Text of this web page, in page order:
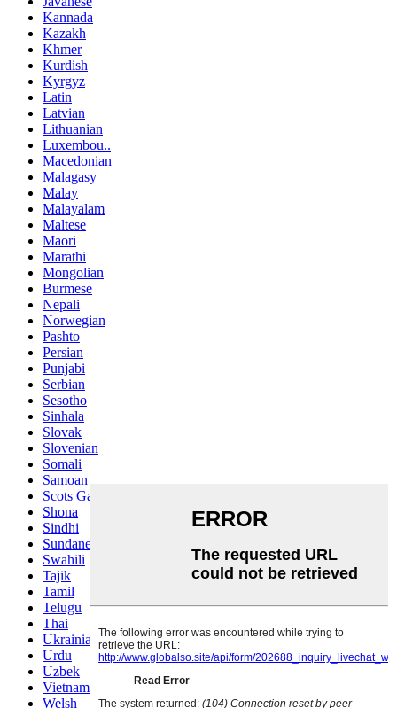
Kannada
Kazakh
Khmer
Kurdish
Kyrgyz
Latin
Latvian
Lithuanian
Luxembou..
Macedonian
Malagasy
Malay
Malayalam
Maltese
Maori
Marathi
Mongolian
Burmese
Nepali
Norwegian
Pashto
Persian
Punjabi
Serbian
Sesotho
Sinhala
Slovak
Slovenian
Somali
Samoan
Scots Gaelic
Shona
Sindhi
Sundanese
Swahili
Tajik
Tamil
Telugu
Thai
Ukrainian
Urdu
Uzbek
Vietnamese
Welsh